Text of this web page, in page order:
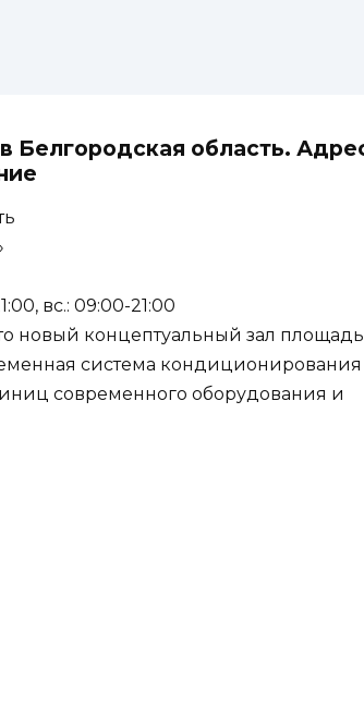
Белгородская область.
вс.: 09:00-21:00
новый концептуальный зал
система кондиционирования
современного оборудования и